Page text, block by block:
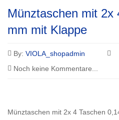
Münztaschen mit 2x
mm mit Klappe
By: VIOLA_shopadmin
Noch keine Kommentare...
Münztaschen mit 2x 4 Taschen